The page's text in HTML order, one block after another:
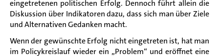
eingetretenen politischen Erfolg. Dennoch führt allein die
Diskussion über Indikatoren dazu, dass sich man über Ziele
und Alternativen Gedanken macht.
Wenn der gewünschte Erfolg nicht eingetreten ist, hat man
im Policykreislauf wieder ein „Problem“ und eröffnet eine